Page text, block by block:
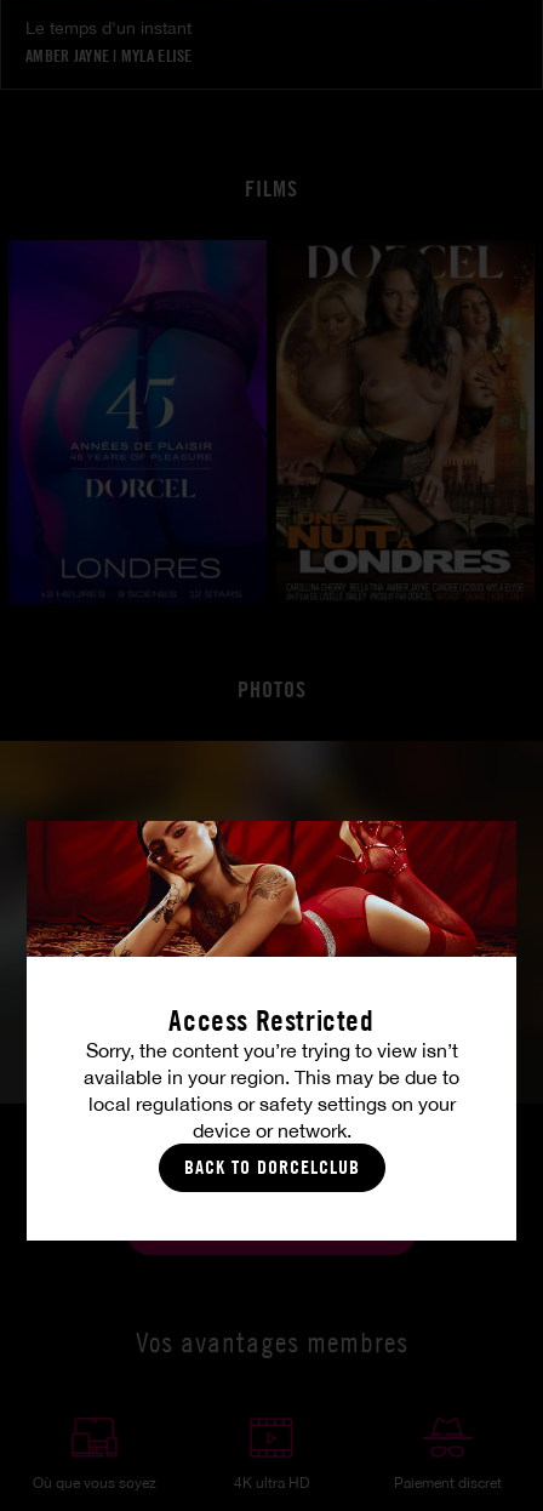
Access Restricted
Sorry, the content you’re trying to view isn’t
available in your region. This may be due to
local regulations or safety settings on your
device or network.
BACK TO DORCELCLUB
Le temps d'un instant
AMBER JAYNE | MYLA ELISE
FILMS
PHOTOS
Vos avantages membres
Où que vous soyez 4K ultra HD Paiement discret